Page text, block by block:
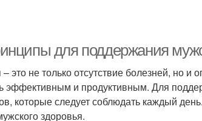
для поддержания
это не только отсутствие болезней, но и
эффективным и продуктивным. Для
которые следует соблюдать каждый
здоровья.